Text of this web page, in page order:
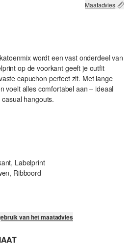
Maatadvies
wordt een vast onderdeel van
op de voorkant geeft je outfit
capuchon perfect zit. Met lange
voelt alles comfortabel aan – ideaal
hangouts.
Labelprint
Ribboord
van het maatadvies